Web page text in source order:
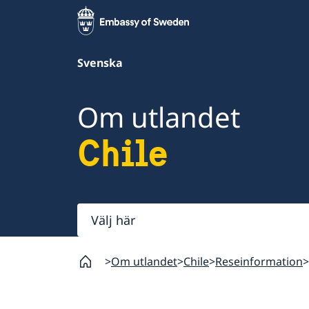
Svenska
Om utlandet
Chile
Välj
här
Om utlandet Chile Reseinformation